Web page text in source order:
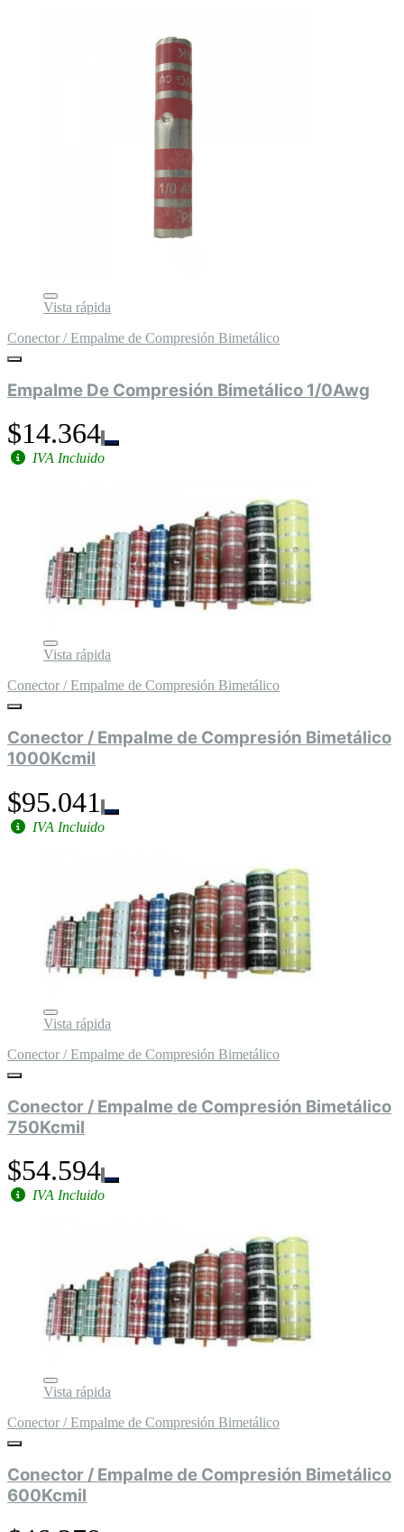
Vista rápida
Conector / Empalme de Compresión Bimetálico
Empalme De Compresión Bimetálico 1/0Awg
$14.364
IVA Incluido
Vista rápida
Conector / Empalme de Compresión Bimetálico
Conector / Empalme de Compresión Bimetálico
1000Kcmil
$95.041
IVA Incluido
Vista rápida
Conector / Empalme de Compresión Bimetálico
Conector / Empalme de Compresión Bimetálico
750Kcmil
$54.594
IVA Incluido
Vista rápida
Conector / Empalme de Compresión Bimetálico
Conector / Empalme de Compresión Bimetálico
600Kcmil